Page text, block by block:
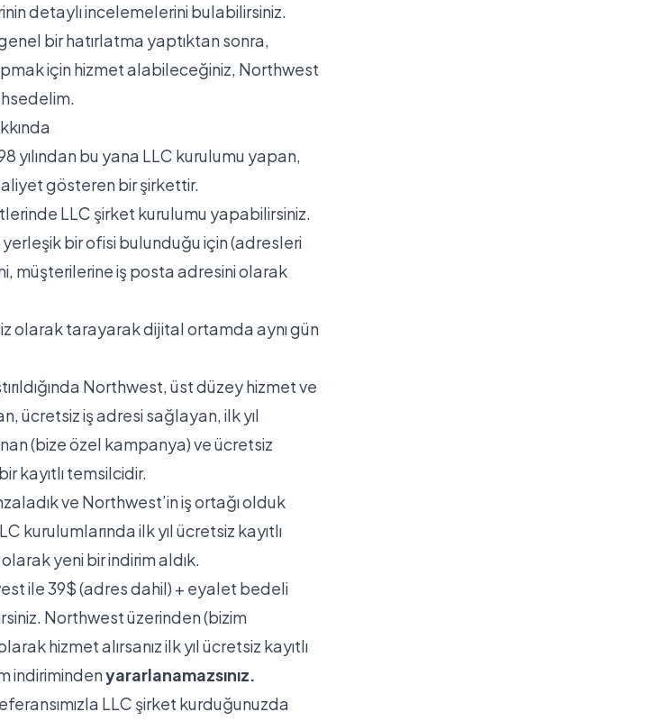
detaylı incelemelerini bulabilirsiniz.
bir hatırlatma yaptıktan sonra,
için hizmet alabileceğiniz, Northwest
yılından bu yana LLC kurulumu yapan,
gösteren bir şirkettir.
LLC şirket kurulumu yapabilirsiniz.
bir ofisi bulunduğu için (adresleri
müşterilerine iş posta adresini olarak
olarak tarayarak dijital ortamda aynı gün
Northwest, üst düzey hizmet ve
ücretsiz iş adresi sağlayan, ilk yıl
(bize özel kampanya) ve ücretsiz
kayıtlı temsilcidir.
ve Northwest’in iş ortağı olduk
kurulumlarında ilk yıl ücretsiz kayıtlı
yeni bir indirim aldık.
ile 39$ (adres dahil) + eyalet bedeli
Northwest üzerinden (bizim
hizmet alırsanız ilk yıl ücretsiz kayıtlı
indirimindenyararlanamazsınız.
LLC şirket kurduğunuzda